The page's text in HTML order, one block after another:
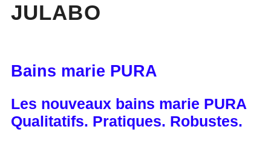
JULABO
Bains marie PURA
Les nouveaux bains marie PURA
Qualitatifs. Pratiques. Robustes.